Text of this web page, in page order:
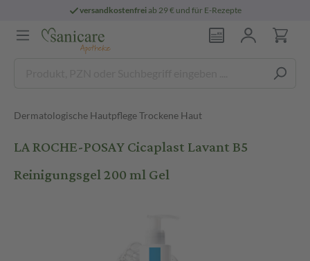
versandkostenfreiab 29 € und für E-Rezepte
Dermatologische Hautpflege Trockene Haut
LA ROCHE-POSAY Cicaplast Lavant B5
Reinigungsgel 200 ml Gel